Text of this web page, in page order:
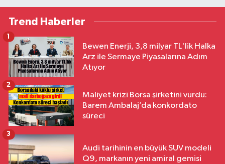
Trend Haberler
Bewen Enerji, 3,8 milyar TL'lik Halka
Arz ile Sermaye Piyasalarına Adım
Atıyor
1
Maliyet krizi Borsa şirketini vurdu:
Barem Ambalaj’da konkordato
süreci
2
Audi tarihinin en büyük SUV modeli
Q9, markanın yeni amiral gemisi
3